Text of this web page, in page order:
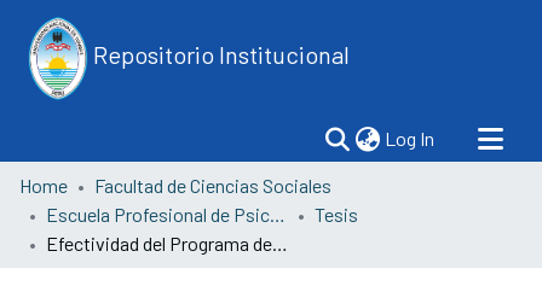
Repositorio Institucional
Log In (current)
Home
Facultad de Ciencias Sociales
Escuela Profesional de Psicología
Tesis
Efectividad del Programa de Intervención en Dislexia Estrellas en la Tierra dirigido a estudiantes de 6 a 9 años de Instituciones Educativas Públicas del Distrito de Zarumilla, Perú - 2019